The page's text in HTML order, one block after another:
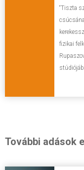
“Tiszta
fizikai
További adások